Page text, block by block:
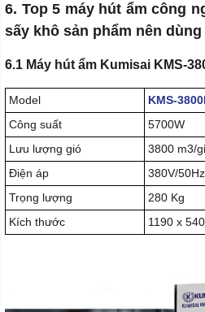
6. Top 5 máy hút ẩm công
sấy khô sản phẩm nên dùng
6.1 Máy hút ẩm Kumisai KMS-
Model
KMS-
Công suất
5700W
Lưu lượng gió
3800 m3/
Điện áp
380V/50Hz
Trọng lượng
280 Kg
Kích thước
1190 x